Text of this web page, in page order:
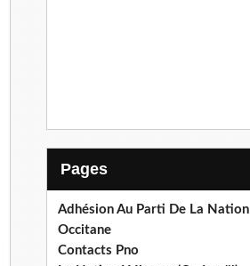
Pages
Adhésion Au Parti De La Nation
Occitane
Contacts Pno